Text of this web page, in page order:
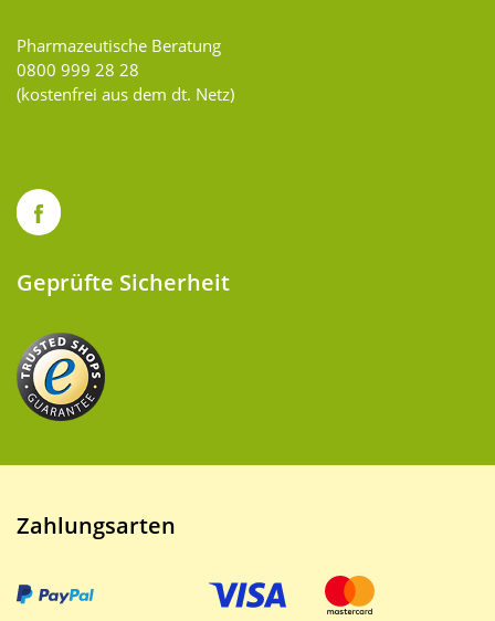
Pharmazeutische Beratung
0800 999 28 28
(kostenfrei aus dem dt. Netz)
Geprüfte Sicherheit
Zahlungsarten